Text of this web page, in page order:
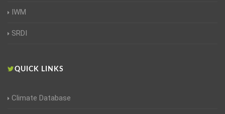
IWM
SRDI
QUICK LINKS
Climate Database